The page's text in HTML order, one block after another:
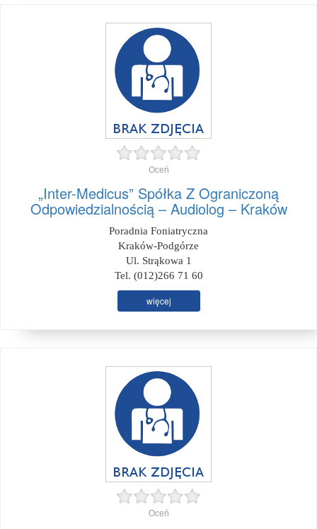
Oceń
„Inter-Medicus” Spółka Z Ograniczoną
Odpowiedzialnością – Audiolog – Kraków
Poradnia Foniatryczna
Kraków-Podgórze
Ul. Strąkowa 1
Tel. (012)266 71 60
więcej
Oceń